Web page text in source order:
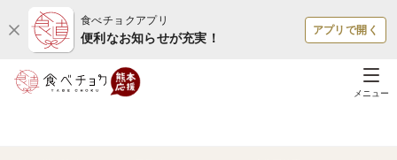
食べチョクアプリ
便利なお知らせが充実！
アプリで開く
メニュー